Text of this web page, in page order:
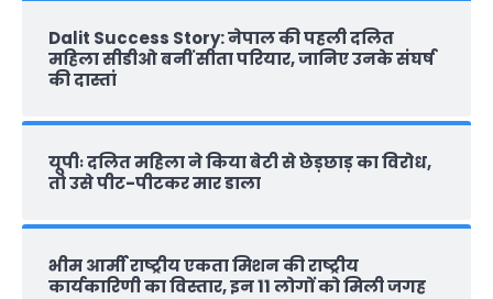
Dalit Success Story: नेपाल की पहली दलित
महिला सीडीओ बनीं सीता परियार, जानिए उनके संघर्ष
की दास्‍तां
यूपीः दलित महिला ने किया बेटी से छेड़छाड़ का विरोध,
तो उसे पीट-पीटकर मार डाला
भीम आर्मी राष्‍ट्रीय एकता मिशन की राष्‍ट्रीय
कार्यकारिणी का विस्तार, इन 11 लोगों को मिली जगह